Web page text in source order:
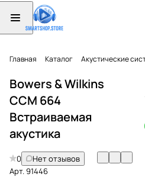
Главная Каталог Акустические
Bowers & Wilkins
CCM 664
Встраиваемая
акустика
0
Нет отзывов
Арт.91446